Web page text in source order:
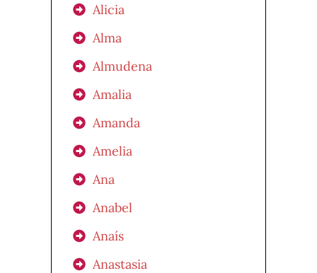
Alicia
Alma
Almudena
Amalia
Amanda
Amelia
Ana
Anabel
Anaís
Anastasia